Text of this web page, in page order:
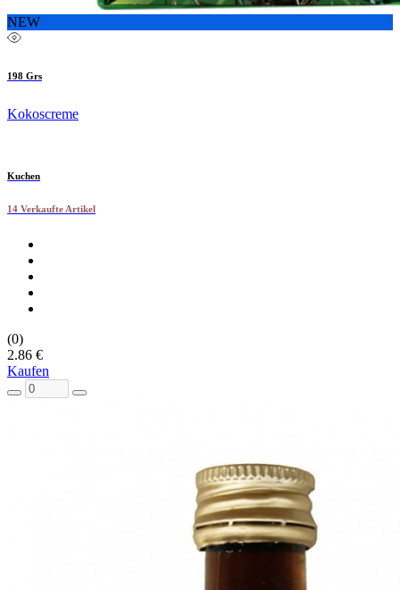
NEW
198 Grs
Kokoscreme
Kuchen
14 Verkaufte Artikel
(0)
2.86 €
Kaufen